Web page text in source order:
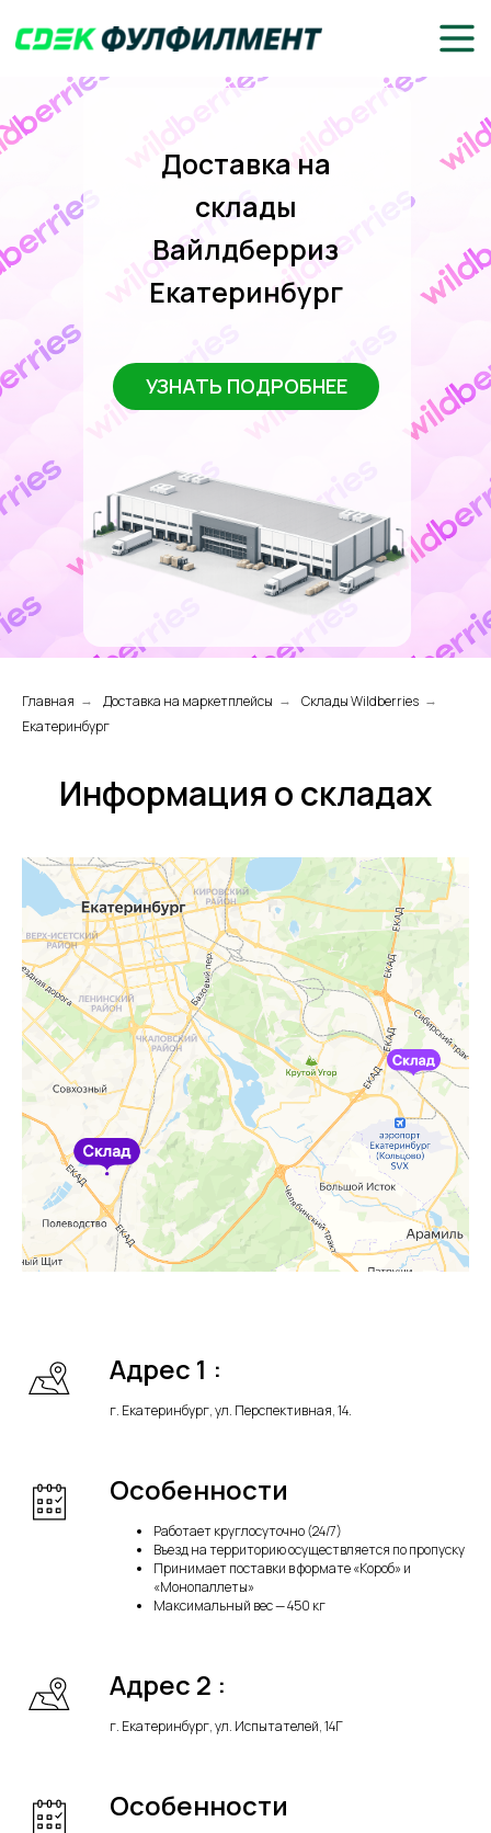
Доставка на
склады
Вайлдберриз
Екатеринбург
УЗНАТЬ ПОДРОБНЕЕ
Главная → Доставка на маркетплейсы → Склады Wildberries →
Екатеринбург
Информация о складах
Адрес 1 :
г. Екатеринбург, ул. Перспективная, 14.
Особенности
Работает круглосуточно (24/7)
Въезд на территорию осуществляется по пропуску
Принимает поставки в формате «Короб» и
«Монопаллеты»
Максимальный вес — 450 кг
Адрес 2 :
г. Екатеринбург, ул. Испытателей, 14Г
Особенности